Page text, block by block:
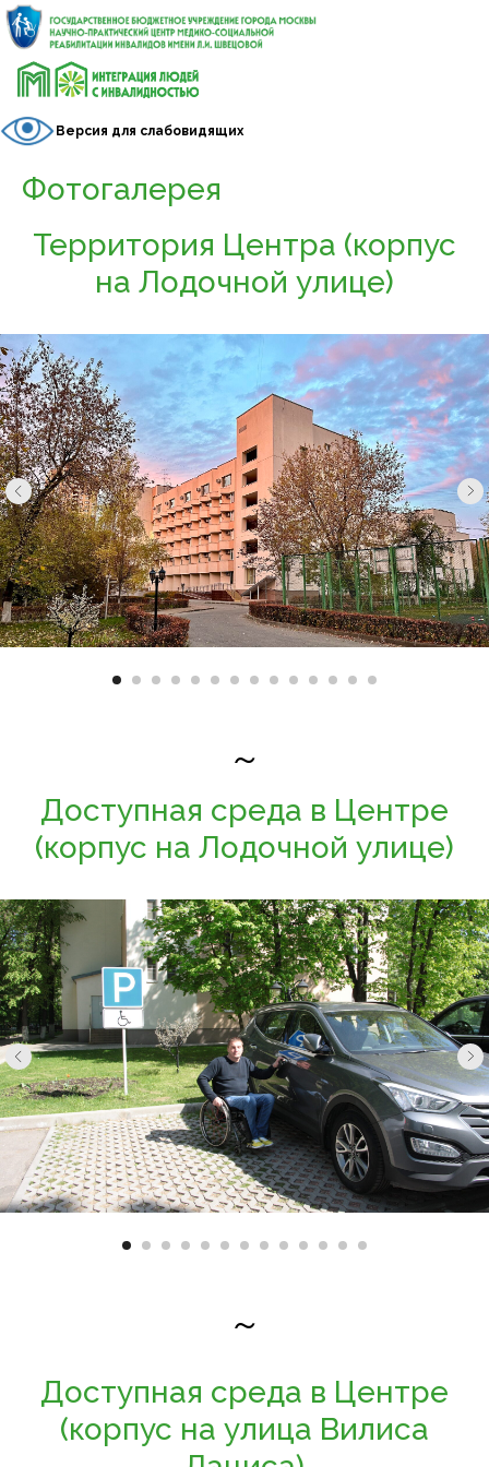
Версия для слабовидящих
Фотогалерея
Территория Центра (корпус
на Лодочной улице)
~
Доступная среда в Центре
(корпус на Лодочной улице)
~
Доступная среда в Центре
(корпус на улица Вилиса